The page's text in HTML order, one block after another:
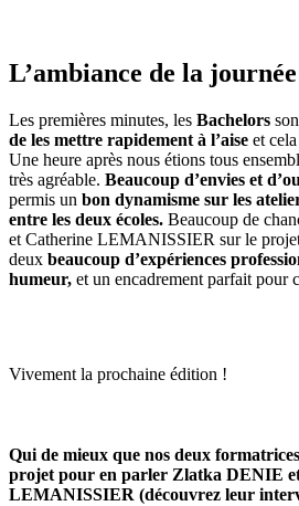
L’ambiance de la journée
Les premières minutes, les Bachelors
de les mettre rapidement à l’aise et
Une heure après nous étions tous
très agréable. Beaucoup d’envies et
permis un bon dynamisme sur les
entre les deux écoles. Beaucoup de
et Catherine LEMANISSIER sur le
deux beaucoup d’expériences
humeur, et un encadrement parfait pour
Vivement la prochaine édition !
Qui de mieux que nos deux
projet pour en parler Zlatka DENIE
LEMANISSIER (découvrez leur